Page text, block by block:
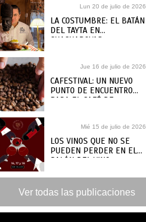
Lun 20 de julio de 2026
LA COSTUMBRE: EL BATÁN
DEL TAYTA EN
CHACHAPOYAS
Jue 16 de julio de 2026
CAFESTIVAL: UN NUEVO
PUNTO DE ENCUENTRO
PARA EL CAFÉ DE
Mié 15 de julio de 2026
LOS VINOS QUE NO SE
PUEDEN PERDER EN EL
SALÓN DEL VINO
Ver todas las publicaciones